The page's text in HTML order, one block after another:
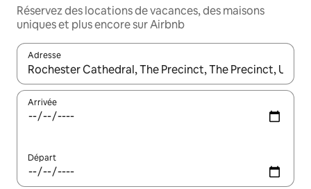
Réservez des locations de vacances, des maisons
uniques et plus encore sur Airbnb
Adresse
Lorsque les résultats s'affichent, utilisez les flèches vers le
Arrivée
Départ